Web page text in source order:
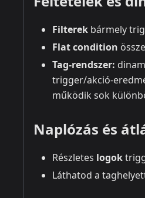
Filterek bármely
Flat condition
Tag‑rendszer:
trigger/
működik sok
Naplózás és
Részletes logok
Láthatod a